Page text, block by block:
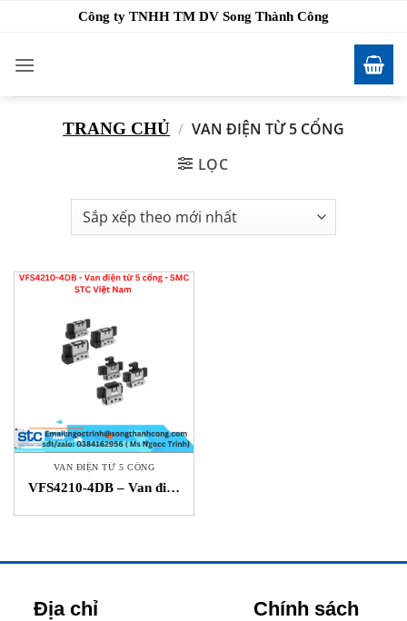
nội
dung
Công ty TNHH TM DV Song Thành Công
TRANG CHỦ / VAN ĐIỆN TỪ 5 CỔNG
LỌC
VAN ĐIỆN TỪ 5 CỔNG
VFS4210-4DB – Van điện
Địa chỉ
Chính sách